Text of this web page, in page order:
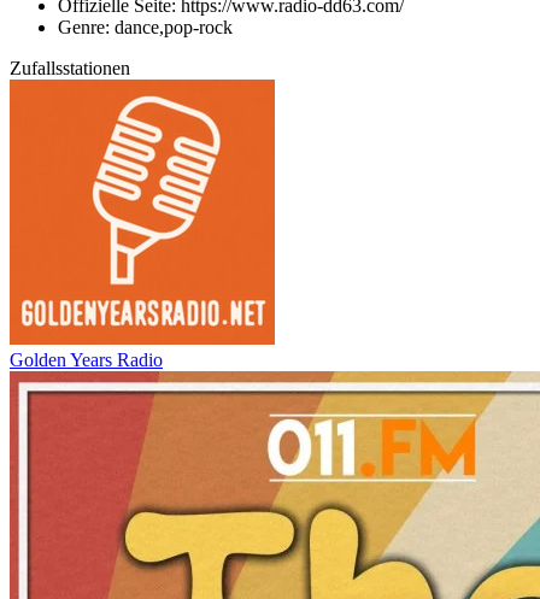
Offizielle Seite: https://www.radio-dd63.com/
Genre: dance,pop-rock
Zufallsstationen
Golden Years Radio